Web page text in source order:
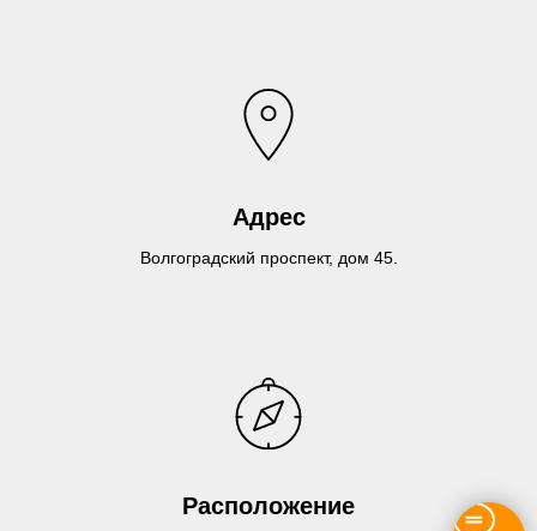
Адрес
Волгоградский проспект, дом 45.
Расположение